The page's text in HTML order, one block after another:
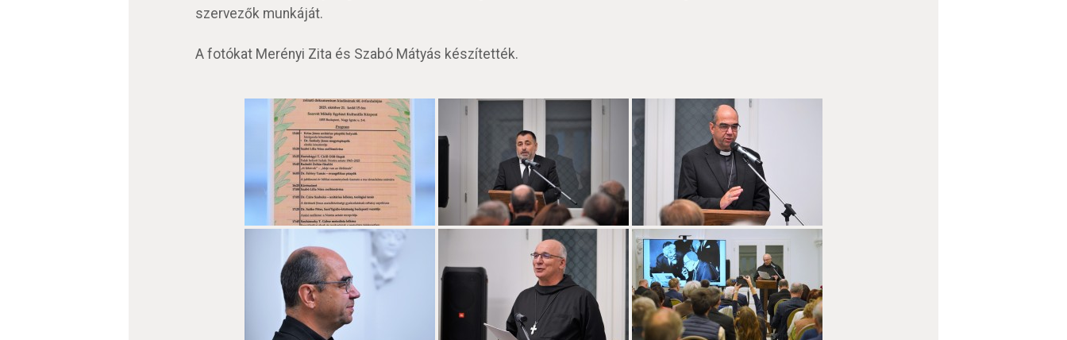
szervezők munkáját.
A fotókat Merényi Zita és Szabó Mátyás készítették.